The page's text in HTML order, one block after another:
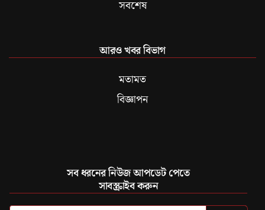
সবশেষ
আরও খবর বিভাগ
মতামত
বিজ্ঞাপন
সব ধরনের নিউজ আপডেট পেতে
সাবস্ক্রাইব করুন